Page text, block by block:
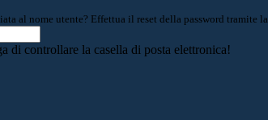
al nome utente? Effettua il reset della password tramite la
di controllare la casella di posta elettronica!